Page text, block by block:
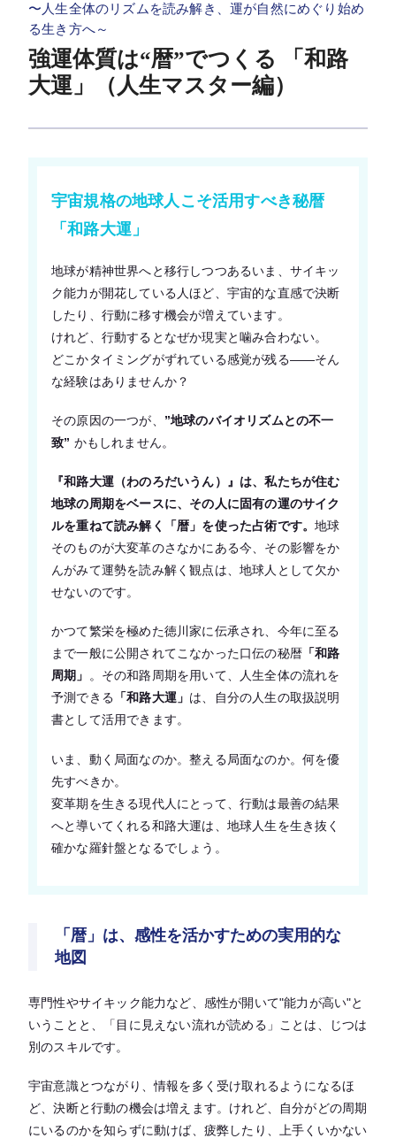
〜人生全体のリズムを読み解き、運が自然にめぐり始め
る生き方へ～
強運体質は“暦”でつくる 「和路
大運」（人生マスター編）
宇宙規格の地球人こそ活用すべき秘暦
「和路大運」
地球が精神世界へと移行しつつあるいま、サイキッ
ク能力が開花している人ほど、宇宙的な直感で決断
したり、行動に移す機会が増えています。
けれど、行動するとなぜか現実と噛み合わない。
どこかタイミングがずれている感覚が残る――そん
な経験はありませんか？
その原因の一つが、 ”地球のバイオリズムとの不一
致” かもしれません。
『和路大運（わのろだいうん）』は、私たちが住む
地球の周期をベースに、その人に固有の運のサイク
ルを重ねて読み解く「暦」を使った占術です。地球
そのものが大変革のさなかにある今、その影響をか
んがみて運勢を読み解く観点は、地球人として欠か
せないのです。
かつて繁栄を極めた徳川家に伝承され、今年に至る
まで一般に公開されてこなかった口伝の秘暦 「和路
周期」 。その和路周期を用いて、人生全体の流れを
予測できる 「和路大運」 は、自分の人生の取扱説明
書として活用できます。
いま、動く局面なのか。整える局面なのか。何を優
先すべきか。
変革期を生きる現代人にとって、行動は最善の結果
へと導いてくれる和路大運は、地球人生を生き抜く
確かな羅針盤となるでしょう。
「暦」は、感性を活かすための実用的な
地図
専門性やサイキック能力など、感性が開いて"能力が高い"と
いうことと、「目に見えない流れが読める」ことは、じつは
別のスキルです。
宇宙意識とつながり、情報を多く受け取れるようになるほ
ど、決断と行動の機会は増えます。けれど、自分がどの周期
にいるのかを知らずに動けば、疲弊したり、上手くいかない